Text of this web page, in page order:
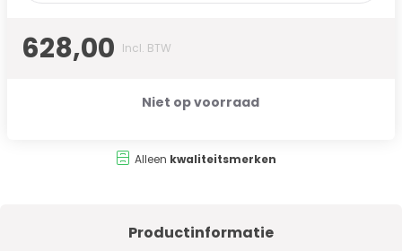
628,00 Incl. BTW
Niet op voorraad
Alleen kwaliteitsmerken
Productinformatie